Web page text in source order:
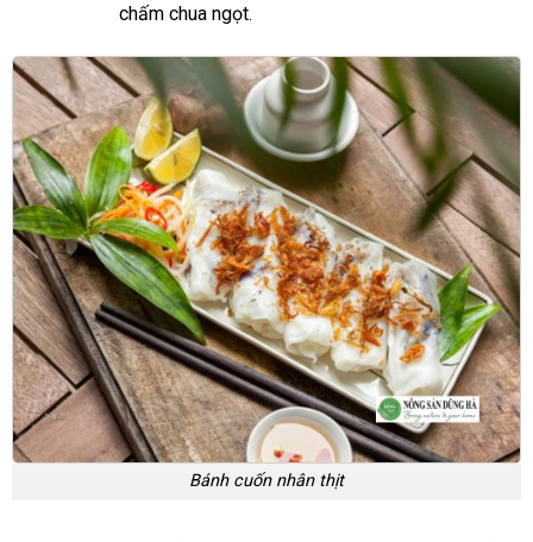
chấm chua ngọt.
Bánh cuốn nhân thịt